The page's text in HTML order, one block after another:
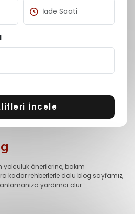
İncele
önerilerine, bakım
kadar rehberlerle dolu blog sayfamız,
yardımcı olur.